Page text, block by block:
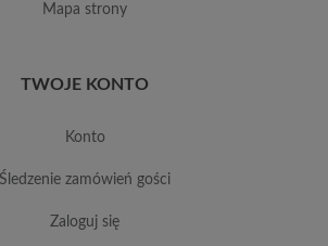
mapa strony
TWOJE KONTO
konto
śledzenie zamówień gości
zaloguj się